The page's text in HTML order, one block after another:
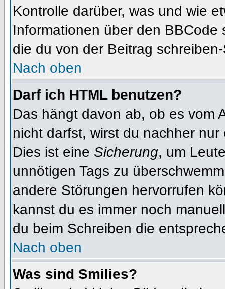
Kontrolle darüber, was und wie
Informationen über den
die du von der Beitrag
Nach oben
Darf ich HTML benutzen?
Das hängt davon ab, ob es vom
nicht darfst, wirst du nachher
Dies ist eine Sicherung, um
unnötigen Tags zu
andere Störungen hervorrufen
kannst du es immer noch
du beim Schreiben die
Nach oben
Was sind Smilies?